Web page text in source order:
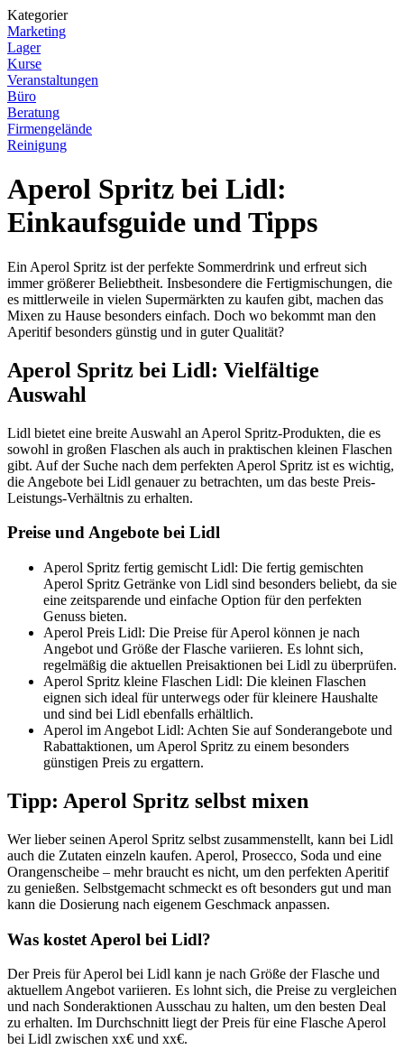
Kategorier
Marketing
Lager
Kurse
Veranstaltungen
Büro
Beratung
Firmengelände
Reinigung
Aperol Spritz bei Lidl:
Einkaufsguide und Tipps
Ein Aperol Spritz ist der perfekte Sommerdrink und erfreut sich
immer größerer Beliebtheit. Insbesondere die Fertigmischungen, die
es mittlerweile in vielen Supermärkten zu kaufen gibt, machen das
Mixen zu Hause besonders einfach. Doch wo bekommt man den
Aperitif besonders günstig und in guter Qualität?
Aperol Spritz bei Lidl: Vielfältige
Auswahl
Lidl bietet eine breite Auswahl an Aperol Spritz-Produkten, die es
sowohl in großen Flaschen als auch in praktischen kleinen Flaschen
gibt. Auf der Suche nach dem perfekten Aperol Spritz ist es wichtig,
die Angebote bei Lidl genauer zu betrachten, um das beste Preis-
Leistungs-Verhältnis zu erhalten.
Preise und Angebote bei Lidl
Aperol Spritz fertig gemischt Lidl: Die fertig gemischten
Aperol Spritz Getränke von Lidl sind besonders beliebt, da sie
eine zeitsparende und einfache Option für den perfekten
Genuss bieten.
Aperol Preis Lidl: Die Preise für Aperol können je nach
Angebot und Größe der Flasche variieren. Es lohnt sich,
regelmäßig die aktuellen Preisaktionen bei Lidl zu überprüfen.
Aperol Spritz kleine Flaschen Lidl: Die kleinen Flaschen
eignen sich ideal für unterwegs oder für kleinere Haushalte
und sind bei Lidl ebenfalls erhältlich.
Aperol im Angebot Lidl: Achten Sie auf Sonderangebote und
Rabattaktionen, um Aperol Spritz zu einem besonders
günstigen Preis zu ergattern.
Tipp: Aperol Spritz selbst mixen
Wer lieber seinen Aperol Spritz selbst zusammenstellt, kann bei Lidl
auch die Zutaten einzeln kaufen. Aperol, Prosecco, Soda und eine
Orangenscheibe – mehr braucht es nicht, um den perfekten Aperitif
zu genießen. Selbstgemacht schmeckt es oft besonders gut und man
kann die Dosierung nach eigenem Geschmack anpassen.
Was kostet Aperol bei Lidl?
Der Preis für Aperol bei Lidl kann je nach Größe der Flasche und
aktuellem Angebot variieren. Es lohnt sich, die Preise zu vergleichen
und nach Sonderaktionen Ausschau zu halten, um den besten Deal
zu erhalten. Im Durchschnitt liegt der Preis für eine Flasche Aperol
bei Lidl zwischen xx€ und xx€.